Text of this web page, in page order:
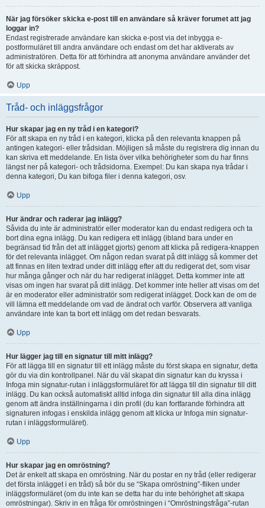
När jag försöker skicka e-post till en användare så kräver forumet att jag
loggar in?
Endast registrerade användare kan skicka e-post via det inbygga e-
postformuläret till andra användare och endast om det har aktiverats av
administratören. Detta för att förhindra att anonyma användare använder det
för att skicka skräppost.
Upp
Tråd- och inläggsfrågor
Hur skapar jag en ny tråd i en kategori?
För att skapa en ny tråd i en kategori, klicka på den relevanta knappen på
antingen kategori- eller trådsidan. Möjligen så måste du registrera dig innan du
kan skriva ett meddelande. En lista över vilka behörigheter som du har finns
längst ner på kategori- och trådsidorna. Exempel: Du kan skapa nya trådar i
denna kategori, Du kan bifoga filer i denna kategori, osv.
Upp
Hur ändrar och raderar jag inlägg?
Såvida du inte är administratör eller moderator kan du endast redigera och ta
bort dina egna inlägg. Du kan redigera ett inlägg (ibland bara under en
begränsad tid från det att inlägget gjorts) genom att klicka på redigera-knappen
för det relevanta inlägget. Om någon redan svarat på ditt inlägg så kommer det
att finnas en liten textrad under ditt inlägg efter att du redigerat det, som visar
hur många gånger och när du har redigerat inlägget. Detta kommer inte att
visas om ingen har svarat på ditt inlägg. Det kommer inte heller att visas om det
är en moderator eller administratör som redigerat inlägget. Dock kan de om de
vill lämna ett meddelande om vad de ändrat och varför. Observera att vanliga
användare inte kan ta bort ett inlägg om det redan besvarats.
Upp
Hur lägger jag till en signatur till mitt inlägg?
För att lägga till en signatur till ett inlägg måste du först skapa en signatur, detta
gör du via din kontrollpanel. När du väl skapat din signatur kan du kryssa i
Infoga min signatur-rutan i inläggsformuläret för att lägga till din signatur till ditt
inlägg. Du kan också automatiskt alltid infoga din signatur till alla dina inlägg
genom att ändra inställningarna i din profil (du kan fortfarande förhindra att
signaturen infogas i enskilda inlägg genom att klicka ur Infoga min signatur-
rutan i inläggsformuläret).
Upp
Hur skapar jag en omröstning?
Det är enkelt att skapa en omröstning. När du postar en ny tråd (eller redigerar
det första inlägget i en tråd) så bör du se “Skapa omröstning”-fliken under
inläggsformuläret (om du inte kan se detta har du inte behörighet att skapa
omröstningar). Skriv in en fråga för omröstningen i “Omröstningsfråga”-rutan